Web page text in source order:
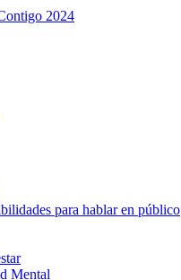
2024
para hablar en público
Mental